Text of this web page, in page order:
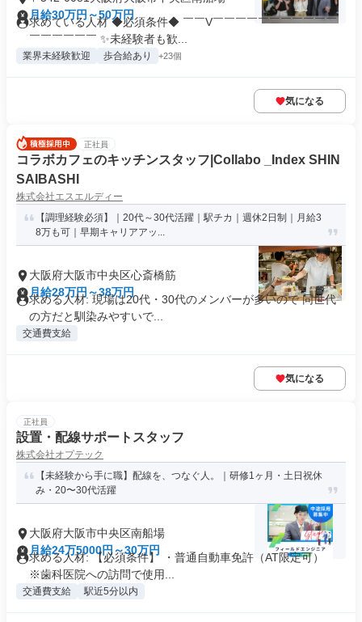
月給30万円～50万円
求めている人材 ◆必須条件◆ ￣￣V￣￣￣￣￣￣￣￣￣￣￣
￣￣￣￣￣￣ ✨未経験者も歓...
業界未経験歓迎 歩合給あり +23個
気になる
正社員
コラボカフェのキッチンスタッフ|Collabo _Index SHIN
SAIBASHI
株式会社エスエルディー
【調理経験必須】｜20代～30代活躍｜駅チカ｜週休2日制｜月給3
8万も可｜早期キャリアアッ...
大阪府大阪市中央区心斎橋筋
月給28万円～38万円
求める人材: 現場は20代・30代のメンバーが多いので 同世代
の方だと馴染みやすいで...
交通費支給
気になる
正社員
設置・配線サポートスタッフ
株式会社オプテック
【未経験から手に職】配線を、つなぐ人。｜研修1ヶ月・土日祝休
み・20〜30代活躍
大阪府大阪市中央区南船場
月給24万5000円～30万円
求める人材: 【必須条件】 ・普通自動車免許（AT限定可）
※歯科医院への訪問で使用...
交通費支給 駅近5分以内